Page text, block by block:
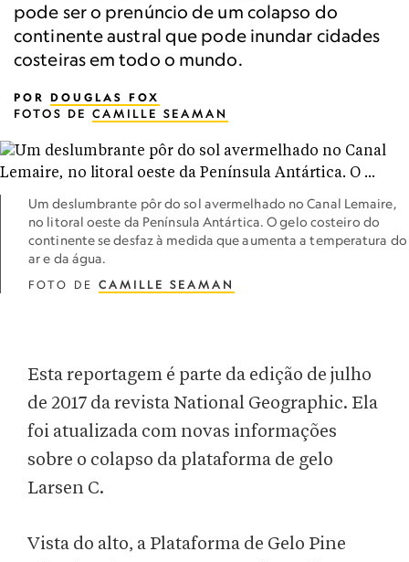
pode ser o prenúncio de um colapso do
continente austral que pode inundar cidades
costeiras em todo o mundo.
POR DOUGLAS FOX
FOTOS DE CAMILLE SEAMAN
Um deslumbrante pôr do sol avermelhado no Canal Lemaire,
no litoral oeste da Península Antártica. O gelo costeiro do
continente se desfaz à medida que aumenta a temperatura do
ar e da água.
FOTO DE CAMILLE SEAMAN
Esta reportagem é parte da edição de julho
de 2017 da revista National Geographic. Ela
foi atualizada com novas informações
sobre o colapso da plataforma de gelo
Larsen C.
Vista do alto, a Plataforma de Gelo Pine